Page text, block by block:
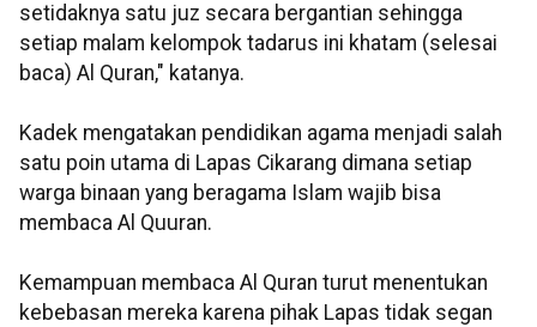
setidaknya satu juz secara bergantian sehingga
setiap malam kelompok tadarus ini khatam (selesai
baca) Al Quran," katanya.
Kadek mengatakan pendidikan agama menjadi salah
satu poin utama di Lapas Cikarang dimana setiap
warga binaan yang beragama Islam wajib bisa
membaca Al Quuran.
Kemampuan membaca Al Quran turut menentukan
kebebasan mereka karena pihak Lapas tidak segan